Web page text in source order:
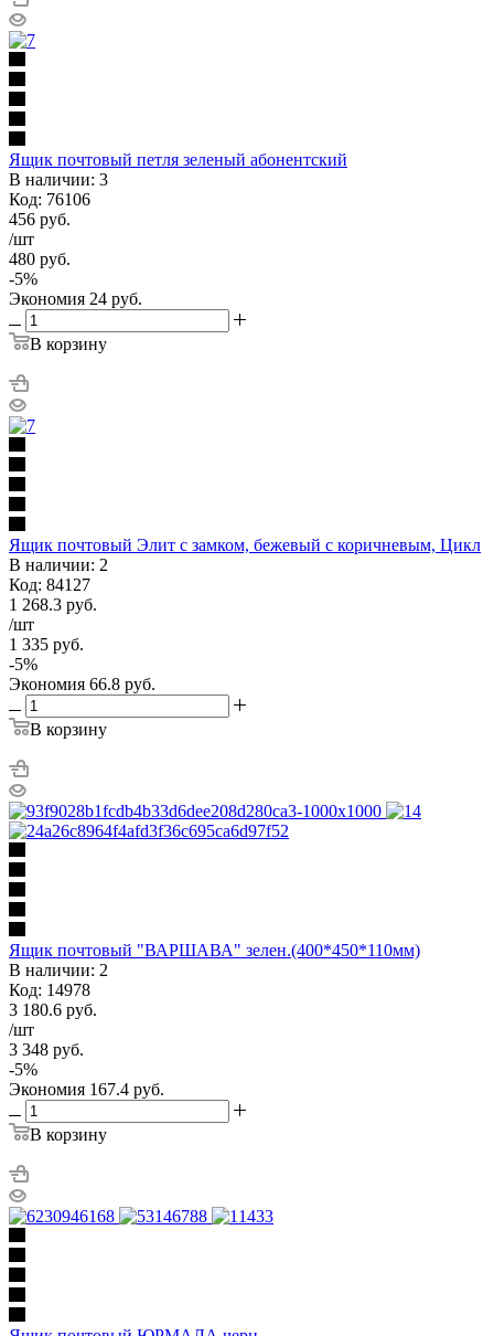
Ящик почтовый петля зеленый абонентский
В наличии: 3
Код: 76106
456 руб.
/шт
480 руб.
-5%
Экономия 24 руб.
В корзину
Ящик почтовый Элит с замком, бежевый с коричневым, Цикл
В наличии: 2
Код: 84127
1 268.3 руб.
/шт
1 335 руб.
-5%
Экономия 66.8 руб.
В корзину
Ящик почтовый "ВАРШАВА" зелен.(400*450*110мм)
В наличии: 2
Код: 14978
3 180.6 руб.
/шт
3 348 руб.
-5%
Экономия 167.4 руб.
В корзину